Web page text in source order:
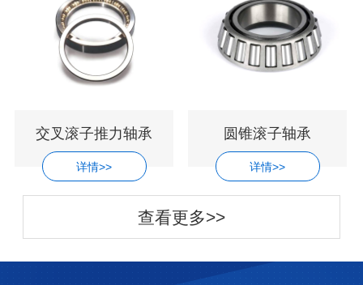
交叉滚子推力轴承
详情>>
圆锥滚子轴承
详情>>
查看更多>>